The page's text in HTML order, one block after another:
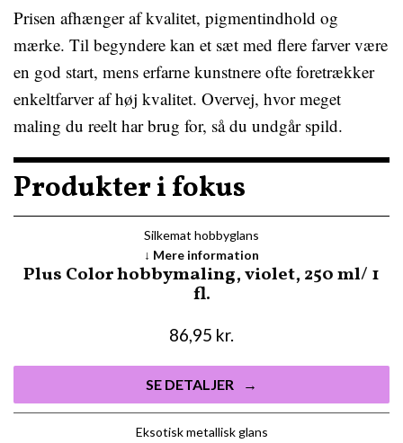
Prisen afhænger af kvalitet, pigmentindhold og
mærke. Til begyndere kan et sæt med flere farver være
en god start, mens erfarne kunstnere ofte foretrækker
enkeltfarver af høj kvalitet. Overvej, hvor meget
maling du reelt har brug for, så du undgår spild.
Produkter i fokus
Silkemat hobbyglans
Plus Color hobbymaling, violet, 250 ml/ 1
fl.
86,95 kr.
SE DETALJER
Mere information
Eksotisk metallisk glans